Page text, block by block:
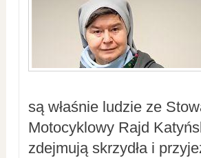
są właśnie ludzie ze
Motocyklowy Rajd
zdejmują skrzydła i